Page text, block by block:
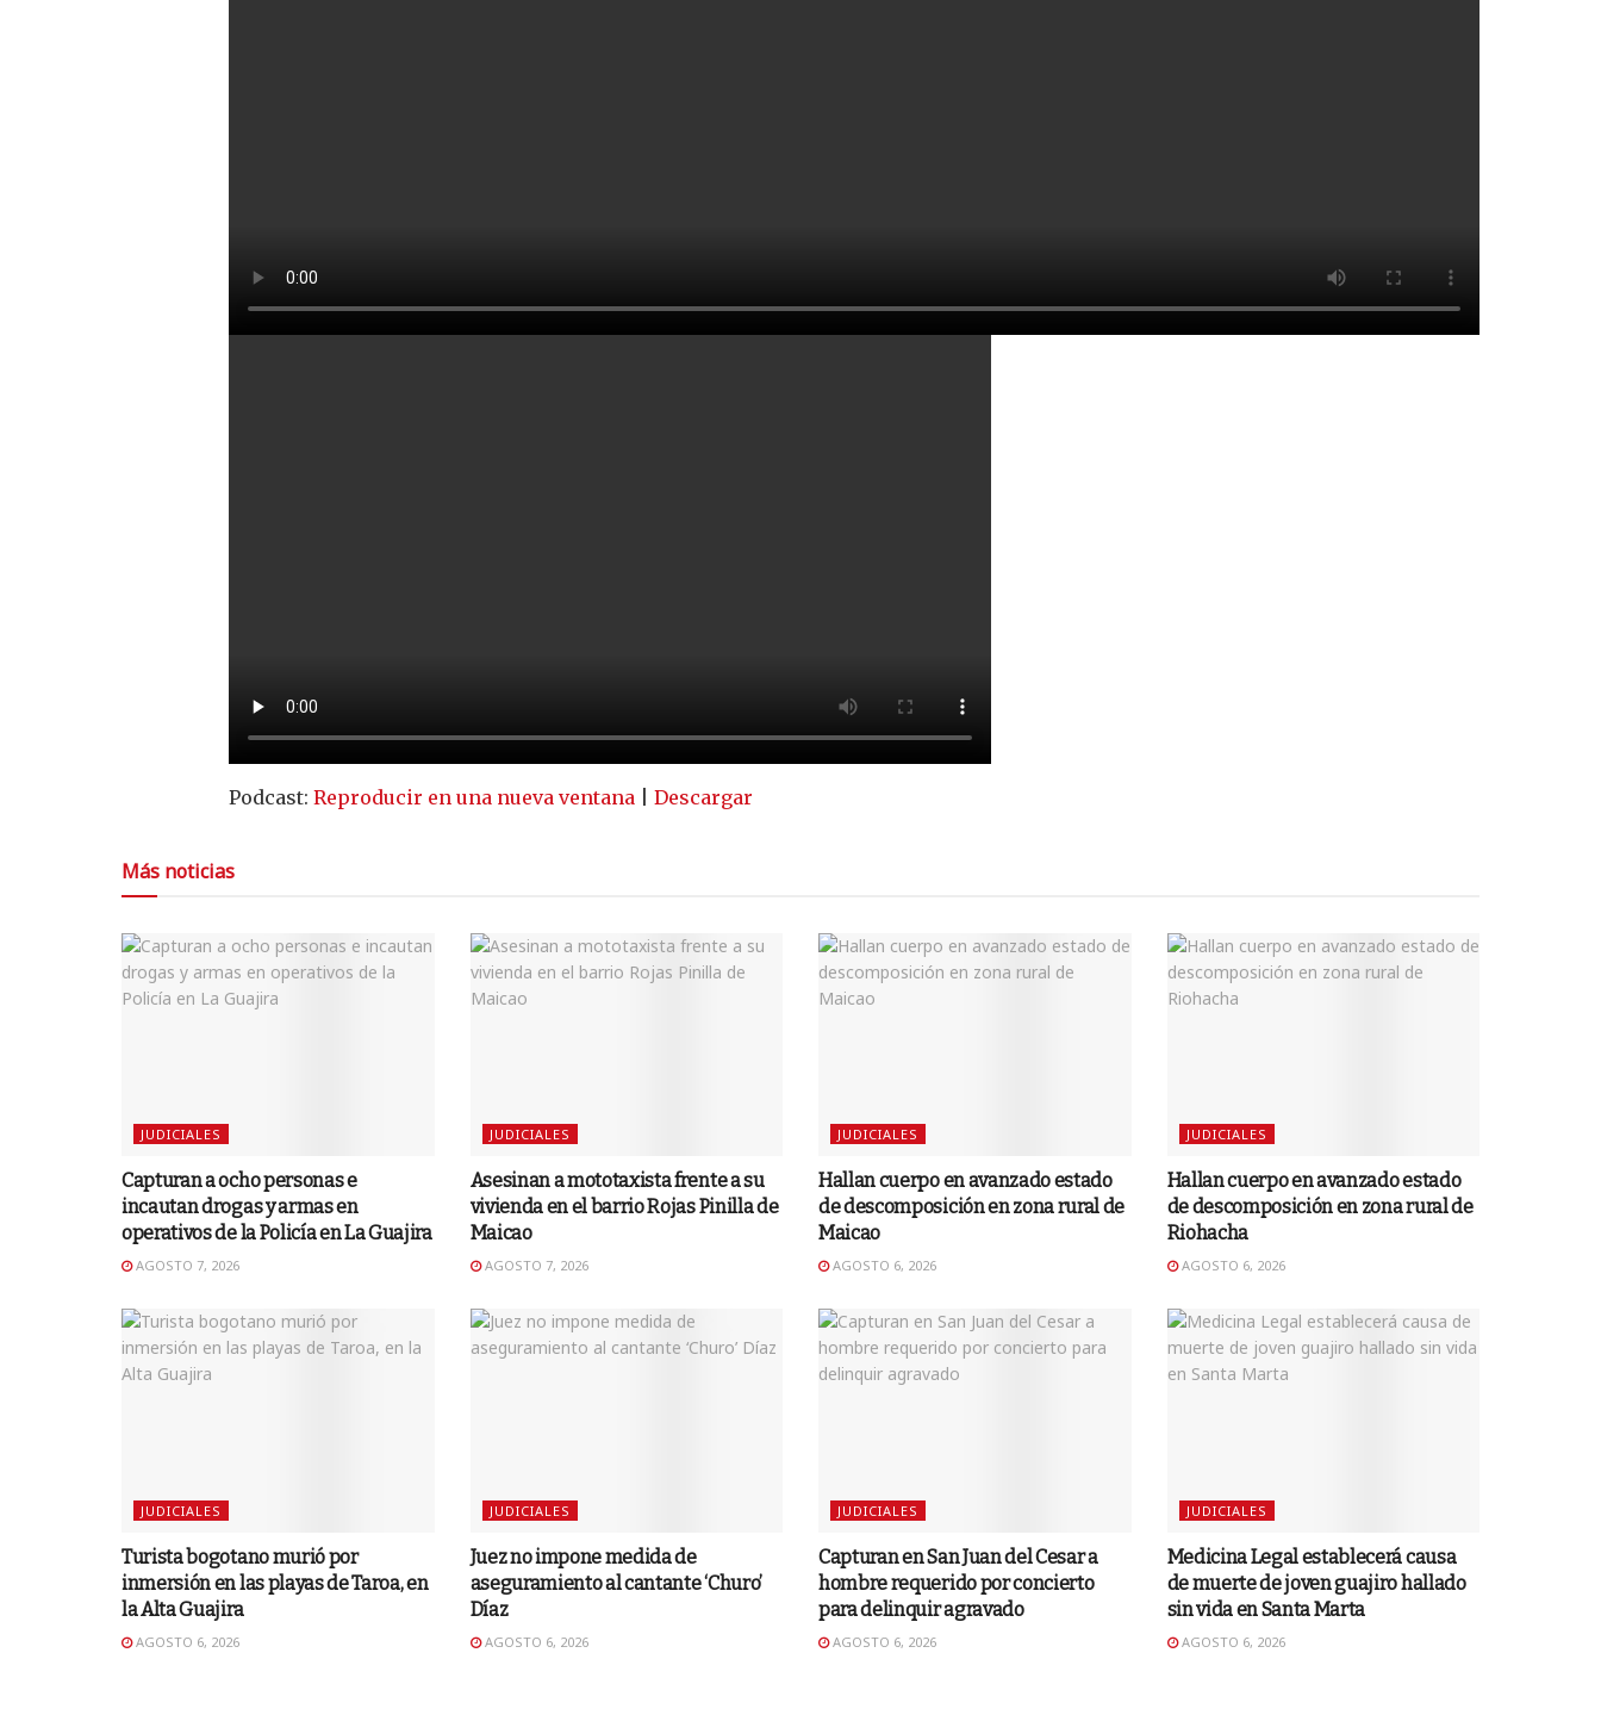
Podcast: Reproducir en una nueva ventana Descargar
Más noticias
JUDICIALES
Capturan a ocho personas e
incautan drogas y armas en
operativos de la Policía en La Guajira
AGOSTO 7, 2026
JUDICIALES
Asesinan a mototaxista frente a su
vivienda en el barrio Rojas Pinilla de
Maicao
AGOSTO 7, 2026
JUDICIALES
Hallan cuerpo en avanzado estado
de descomposición en zona rural de
Maicao
AGOSTO 6, 2026
JUDICIALES
Hallan cuerpo en avanzado estado
de descomposición en zona rural de
Riohacha
AGOSTO 6, 2026
JUDICIALES
Turista bogotano murió por
inmersión en las playas de Taroa, en
la Alta Guajira
AGOSTO 6, 2026
JUDICIALES
Juez no impone medida de
aseguramiento al cantante ‘Churo’
Díaz
AGOSTO 6, 2026
JUDICIALES
Capturan en San Juan del Cesar a
hombre requerido por concierto
para delinquir agravado
AGOSTO 6, 2026
JUDICIALES
Medicina Legal establecerá causa
de muerte de joven guajiro hallado
sin vida en Santa Marta
AGOSTO 6, 2026